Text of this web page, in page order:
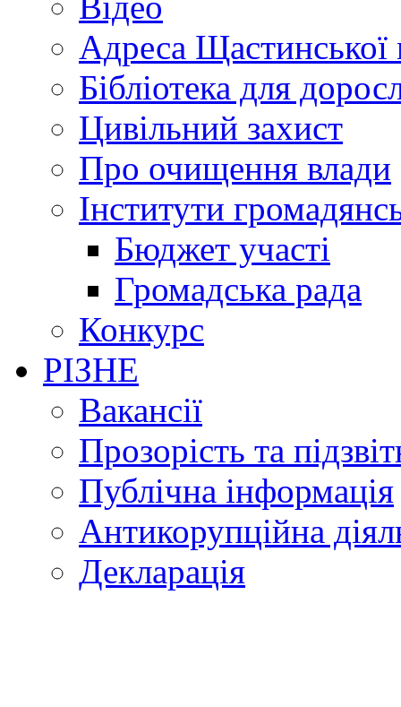
Адреса Щастинської
Бібліотека для
Цивільний захист
Про очищення влади
Інститути
Бюджет участі
Громадська рада
Конкурс
РІЗНЕ
Вакансії
Прозорість та
Публічна інформація
Антикорупційна
Декларація